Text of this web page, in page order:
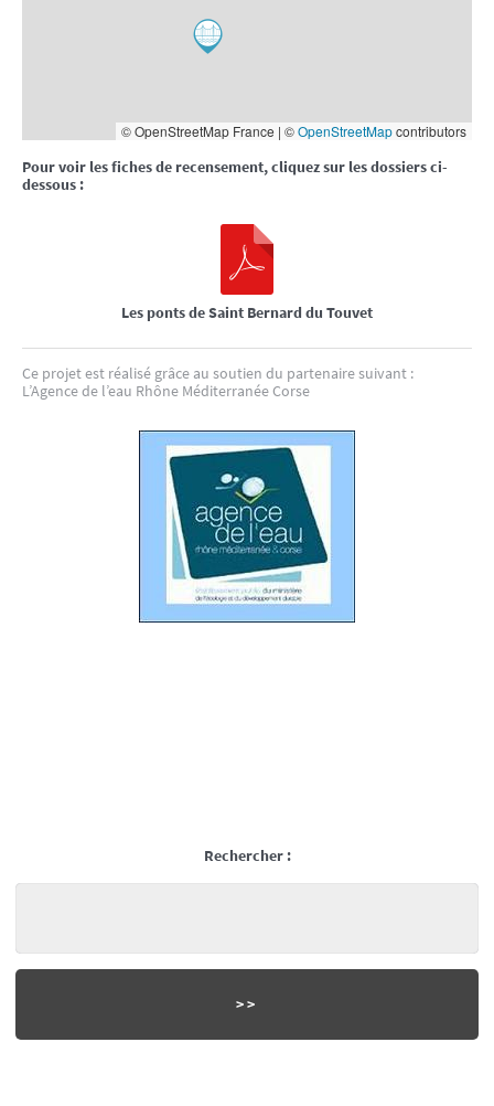
© OpenStreetMap France | ©OpenStreetMapcontributors
Pour voir les fiches de recensement, cliquez sur les dossiers ci-
dessous :
Les ponts de Saint Bernard du Touvet
Ce projet est réalisé grâce au soutien du partenaire suivant :
L’Agence de l’eau Rhône Méditerranée Corse
Rechercher :